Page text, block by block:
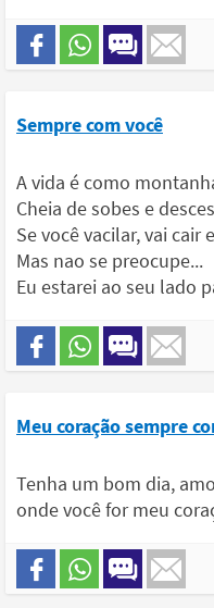
Sempre com você
A vida é como
Cheia de sobes e desces
Se você vacilar, vai cair
Mas nao se preocupe...
Eu estarei ao seu lado
Meu coração sempre
Tenha um bom dia,
onde você for meu